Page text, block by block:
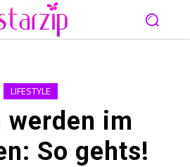
LIFESTYLE
werden im
So gehts!